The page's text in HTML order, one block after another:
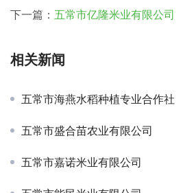
下一篇： 五常市亿隆米业有限公司
相关新闻
五常市海燕水稻种植专业合作社
五常市盛合苗农业有限公司
五常市嘉诺米业有限公司